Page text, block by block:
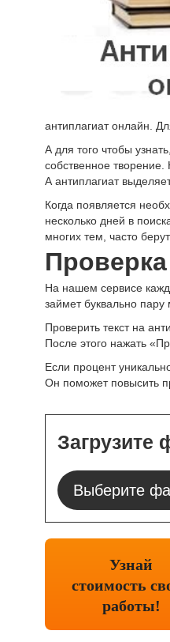
антиплагиат онлайн.
А для того чтобы
собственное
А антиплагиат
Когда появляется
несколько дней в
многих тем, часто
На нашем сервисе
займет буквально пару
Проверить текст на
После этого нажать
Если процент
Он поможет повысить
Выберите
Узнай
стоимость
работы!